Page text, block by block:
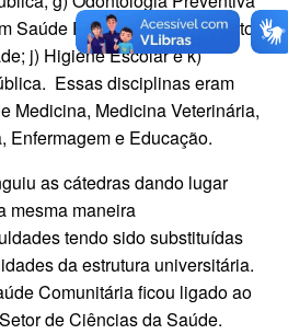
Saúde Pública; i) Saneamento
j) Higiene Escolar e k)
Essas disciplinas eram
Medicina, Medicina Veterinária,
Enfermagem e Educação.
as cátedras dando lugar
mesma maneira
tendo sido substituídas
da estrutura universitária.
Comunitária ficou ligado ao
de Ciências da Saúde.